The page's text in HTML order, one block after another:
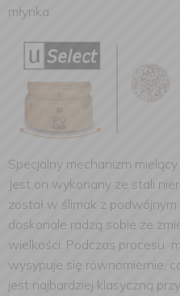
młynka.
Specjalny mechanizm
Jest on wykonany ze stali
został w ślimak z
doskonale radzą sobie ze
wielkości. Podczas procesu
wysypuje się równomiernie,
jest najbardziej klasyczną